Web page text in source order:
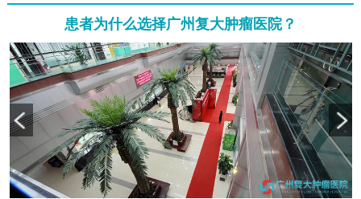
患者为什么选择广州复大肿瘤医院？